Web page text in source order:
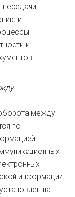
и
и
между
по
информации
на